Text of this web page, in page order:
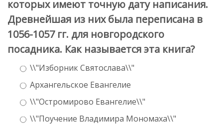
которых имеют точную дату написания.
Древнейшая из них была переписана в
1056-1057 гг. для новгородского
посадника. Как называется эта книга?
\\"Изборник Святослава\\"
Архангельское Евангелие
\\"Остромирово Евангелие\\"
\\"Поучение Владимира Мономаха\\"